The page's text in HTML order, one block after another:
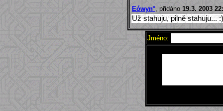
Eówyn° , přidáno 19.3. 2003
Už stahuju, pilně stahuju...
Jméno: